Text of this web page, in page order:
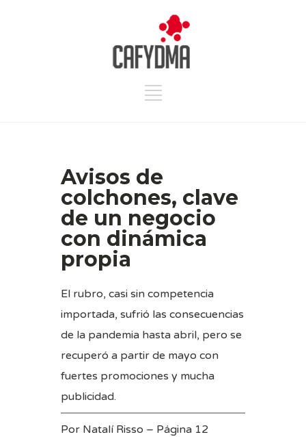
Avisos de
colchones, clave
de un negocio
con dinámica
propia
El rubro, casi sin competencia
importada, sufrió las consecuencias
de la pandemia hasta abril, pero se
recuperó a partir de mayo con
fuertes promociones y mucha
publicidad.
Por Natalí Risso – Página 12